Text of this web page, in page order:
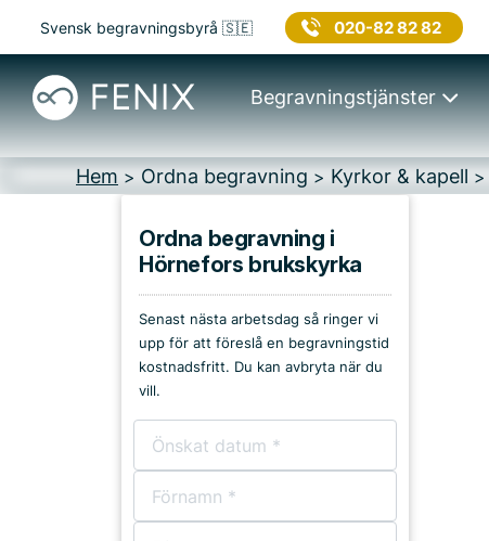
Svensk begravningsbyrå 🇸🇪 020-82 82 82
Begravningstjänster
Hem > Ordna begravning > Kyrkor & kapell >
Kyrkor & kapell
Begravningsplatser
Församlingshem
Bårhus
Ordna begravning i
Hörnefors brukskyrka
Senast nästa arbetsdag så ringer vi
upp för att föreslå en begravningstid
kostnadsfritt. Du kan avbryta när du
vill.